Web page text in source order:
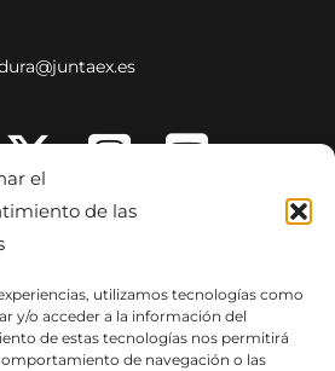
el
de las
utilizamos tecnologías como
y/o acceder a la información del
de estas tecnologías nos permitirá
de navegación o las